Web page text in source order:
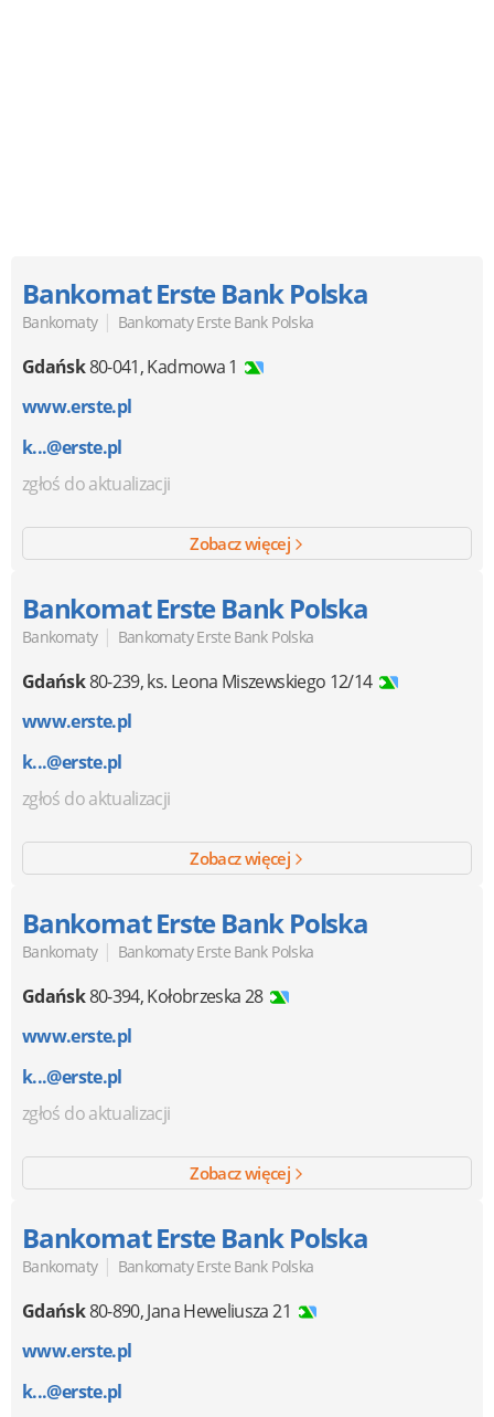
Bankomat Erste Bank Polska
Bankomaty | Bankomaty Erste Bank Polska
Gdańsk80-041,Kadmowa 1
www.erste.pl
k...@erste.pl
zgłoś do aktualizacji
Zobacz więcej
Bankomat Erste Bank Polska
Bankomaty | Bankomaty Erste Bank Polska
Gdańsk80-239,ks. Leona Miszewskiego 12/14
www.erste.pl
k...@erste.pl
zgłoś do aktualizacji
Zobacz więcej
Bankomat Erste Bank Polska
Bankomaty | Bankomaty Erste Bank Polska
Gdańsk80-394,Kołobrzeska 28
www.erste.pl
k...@erste.pl
zgłoś do aktualizacji
Zobacz więcej
Bankomat Erste Bank Polska
Bankomaty | Bankomaty Erste Bank Polska
Gdańsk80-890,Jana Heweliusza 21
www.erste.pl
k...@erste.pl